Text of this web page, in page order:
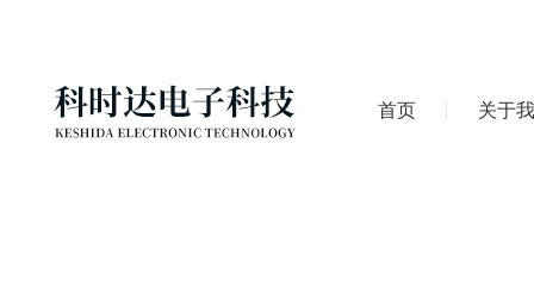
首页 关于